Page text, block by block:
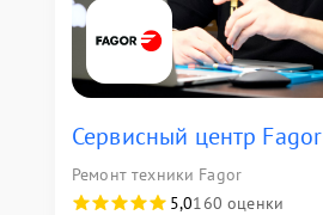
Сервисный центр Fagor
Ремонт техники Fagor
5,0160 оценки